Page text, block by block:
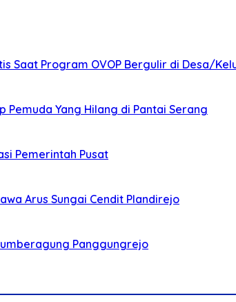
Saat Program OVOP Bergulir di Desa/
Pemuda Yang Hilang di Pantai Serang
Pemerintah Pusat
Arus Sungai Cendit Plandirejo
Panggungrejo